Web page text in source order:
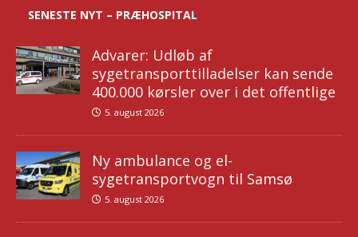
SENESTE NYT – PRÆHOSPITAL
Advarer: Udløb af
sygetransporttilladelser kan sende
400.000 kørsler over i det offentlige
5. august 2026
Ny ambulance og el-
sygetransportvogn til Samsø
5. august 2026